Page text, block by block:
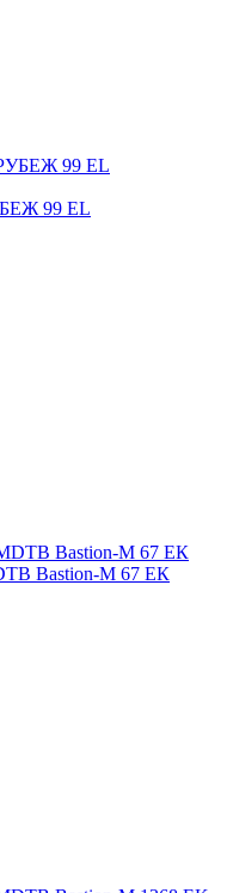
99 EL
Bastion-M 67 ЕК